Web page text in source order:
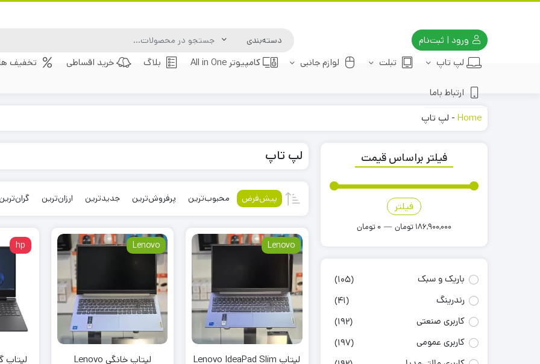
ورود | ثبت‌نام
لپ تاپ
تبلت لوازم جانبی کامپیوتر All in One بلاگ خرید اقساطی تخفیف
ارتباط باما
Home
- لپ تاپ
لپ تاپ
پیش‌فرض محبوب‌ترین پرفروش‌ترین جدیدترین ارزان‌ترین گران‌ترین
Lenovo
لپتاپ Lenovo IdeaPad Slim
Lenovo
لپتاپ خانگی Lenovo
hp
فیلتر براساس قیمت
فیلتر
0 تومان — 186,900,000 تومان
باریک و سبک
(105)
رندرینگ
(41)
کاربری صنعتی
(192)
کاربری عمومی
(197)